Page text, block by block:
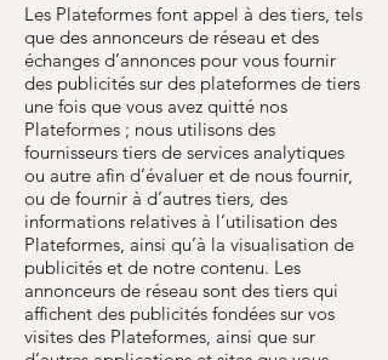
Les Plateformes font appel à des tiers, tels
que des annonceurs de réseau et des
échanges d’annonces pour vous fournir
des publicités sur des plateformes de tiers
une fois que vous avez quitté nos
Plateformes ; nous utilisons des
fournisseurs tiers de services analytiques
ou autre afin d’évaluer et de nous fournir,
ou de fournir à d’autres tiers, des
informations relatives à l’utilisation des
Plateformes, ainsi qu’à la visualisation de
publicités et de notre contenu. Les
annonceurs de réseau sont des tiers qui
affichent des publicités fondées sur vos
visites des Plateformes, ainsi que sur